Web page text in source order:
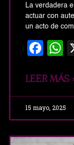
La verdadera
actuar con
un acto de
LEER MÁS
15 mayo, 2025